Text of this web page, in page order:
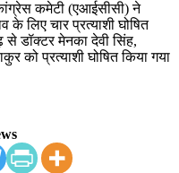
कमेटी (एआईसीसी) ने
के लिए चार प्रत्याशी घोषित
डॉक्टर मेनका देवी सिंह,
को प्रत्याशी घोषित किया गया